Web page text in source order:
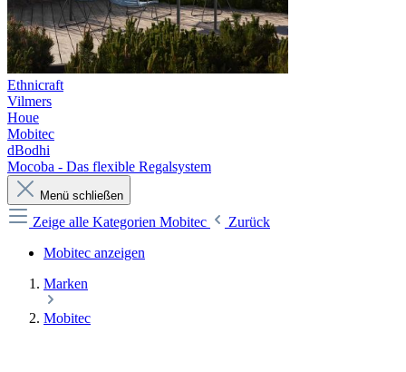
Ethnicraft
Vilmers
Houe
Mobitec
dBodhi
Mocoba - Das flexible Regalsystem
Menü schließen
Zeige alle Kategorien Mobitec
Zurück
Mobitec anzeigen
Marken
Mobitec